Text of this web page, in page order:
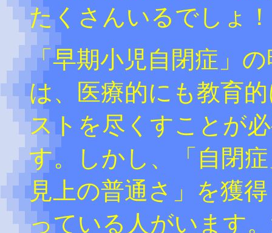
たくさんいるでしょ！
「早期小児自閉症」
は、医療的にも教育
ストを尽くすことが
す。しかし、「自閉
見上の普通さ」を獲
っている人がいます